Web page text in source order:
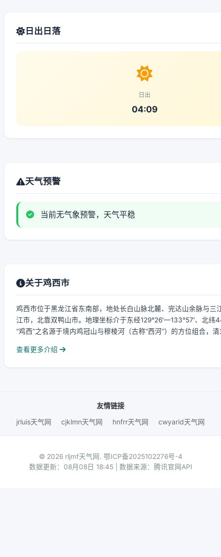
日出日落
日出
04:09
天气预警
当前无气象预警，天气平稳
关于鸡西市
鸡西市位于黑龙江省东南部，地处长白山脉北麓、完达山余脉与
江市，北靠双鸭山市。地理坐标介于东经129°26′—133°57′、北
“鸡西”之名源于境内鸡冠山与穆棱河（古称“西河”）的方位组合，
查看更多介绍
友情链接
jrluis天气网
cjklmn天气网 hnfrr天气网 cwyarid天气网
© 2026 rljmf天气网. 鄂ICP备2025102276号-4
数据更新：08月08日 18:45 | 数据来源：腾讯官网API